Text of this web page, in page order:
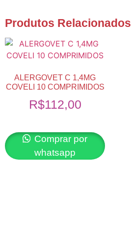
Produtos Relacionados
ALERGOVET C 1,4MG
COVELI 10 COMPRIMIDOS
R$112,00
Comprar por
whatsapp